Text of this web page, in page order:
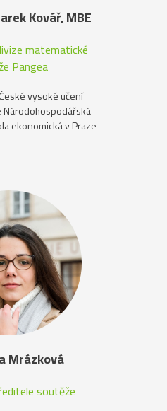
Kovář, MBE
matematické
Pangea
vysoké učení
Národohospodářská
ekonomická v Praze
Mrázková
soutěže